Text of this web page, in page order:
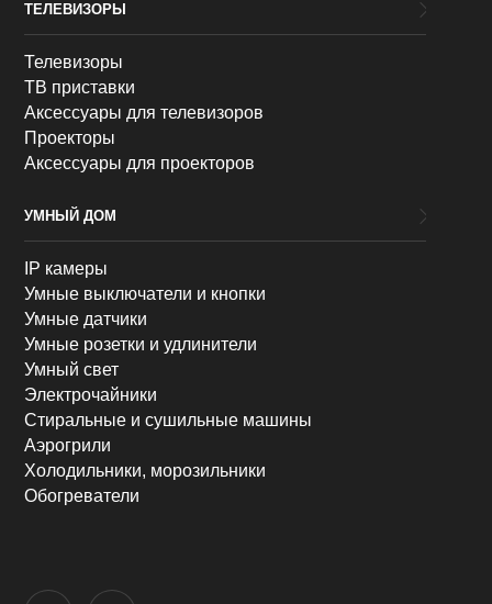
ТЕЛЕВИЗОРЫ
Телевизоры
ТВ приставки
Аксессуары для телевизоров
Проекторы
Аксессуары для проекторов
УМНЫЙ ДОМ
IP камеры
Умные выключатели и кнопки
Умные датчики
Умные розетки и удлинители
Умный свет
Электрочайники
Стиральные и сушильные машины
Аэрогрили
Холодильники, морозильники
Обогреватели